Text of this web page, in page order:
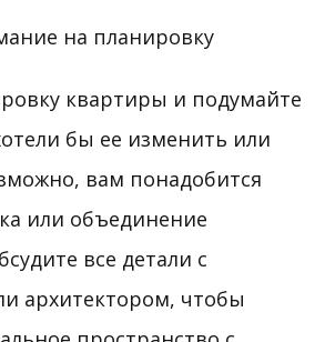
на планировку
квартиры и подумайте
бы ее изменить или
вам понадобится
или объединение
все детали с
архитектором, чтобы